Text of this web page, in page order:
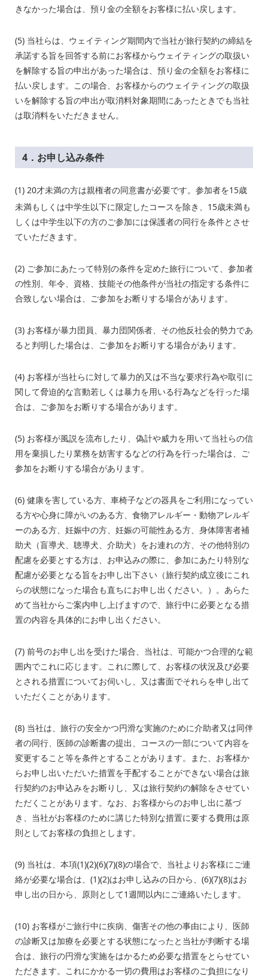
きなかった場合は、預り金の全額をお客様に払い戻します。
(5) 当社らは、ウェイティング期間内で当社が旅行契約の締結を
承諾する旨を回答する前にお客様からウェイティングの取扱い
を解除する旨の申出があった場合は、預り金の全額をお客様に
払い戻します。この場合、お客様からのウェイティングの取扱
いを解除する旨の申出が取消料対象期間にあったときでも当社
は取消料をいただきません。
4．お申し込み条件
(1) 20才未満の方は親権者の同意書が必要です。参加者を15歳
未満もしくは中学生以下に限定したコースを除き、15歳未満も
しくは中学生以下の方のご参加には保護者の同行を条件とさせ
ていただきます。
(2) ご参加にあたって特別の条件を定めた旅行について、参加者
の性別、年令、資格、技能その他条件が当社の指定する条件に
合致しない場合は、ご参加をお断りする場合があります。
(3) お客様が暴力団員、暴力団関係者、その他反社会的勢力であ
ると判明した場合は、ご参加をお断りする場合があります。
(4) お客様が当社らに対して暴力的又は不当な要求行為や取引に
関して脅迫的な言動若しくは暴力を用いる行為などを行った場
合は、ご参加をお断りする場合があります。
(5) お客様が風説を流布したり、偽計や威力を用いて当社らの信
用を棄損したり業務を妨害するなどの行為を行った場合は、ご
参加をお断りする場合があります。
(6) 健康を害している方、車椅子などの器具をご利用になってい
る方や心身に障がいのある方、食物アレルギー・動物アレルギ
ーのある方、妊娠中の方、妊娠の可能性ある方、身体障害者補
助犬（盲導犬、聴導犬、介助犬）をお連れの方、その他特別の
配慮を必要とする方は、お申込みの際に、参加にあたり特別な
配慮が必要となる旨をお申し出下さい（旅行契約成立後にこれ
らの状態になった場合も直ちにお申し出ください。）。あらた
めて当社からご案内申し上げますので、旅行中に必要となる措
置の内容を具体的にお申し出ください。
(7) 前号のお申し出を受けた場合、当社は、可能かつ合理的な範
囲内でこれに応じます。これに際して、お客様の状況及び必要
とされる措置についてお伺いし、又は書面でそれらを申し出て
いただくことがあります。
(8) 当社は、旅行の安全かつ円滑な実施のために介助者又は同伴
者の同行、医師の診断書の提出、コースの一部について内容を
変更すること等を条件とすることがあります。また、お客様か
らお申し出いただいた措置を手配することができない場合は旅
行契約のお申込みをお断りし、又は旅行契約の解除をさせてい
ただくことがあります。なお、お客様からのお申し出に基づ
き、当社がお客様のために講じた特別な措置に要する費用は原
則としてお客様の負担とします。
(9) 当社は、本項(1)(2)(6)(7)(8)の場合で、当社よりお客様にご連
絡が必要な場合は、(1)(2)はお申し込みの日から、(6)(7)(8)はお
申し出の日から、原則として1週間以内にご連絡いたします。
(10) お客様がご旅行中に疾病、傷害その他の事由により、医師
の診断又は加療を必要とする状態になったと当社が判断する場
合は、旅行の円滑な実施をはかるため必要な措置をとらせてい
ただきます。これにかかる一切の費用はお客様のご負担になり